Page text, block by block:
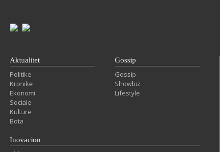
Aktualitet
Politike
Kronike
Ekonomi
Sociale
Kulture
Bota
Gossip
Gossip
Showbiz
Lifestyle
Inovacion